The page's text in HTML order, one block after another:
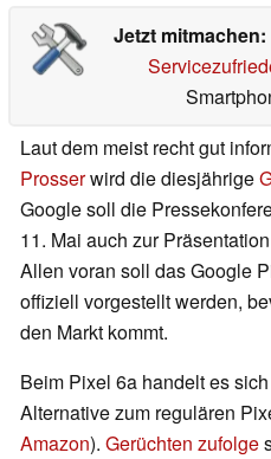
Jetzt mitmachen:
Laut dem meist recht gut
Prosserwird die diesjährige
Google soll die
11. Mai auch zur
Allen voran soll das Google
offiziell vorgestellt werden,
den Markt kommt.
Beim Pixel 6a handelt es
Alternative zum regulären
Amazon). Gerüchten zufolge